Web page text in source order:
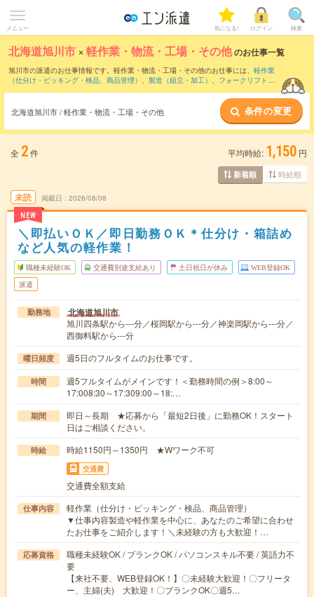
メニュー 気になる! ログイン 検索
北海道旭川市 ×軽作業・物流・工場・その他のお仕事一覧
旭川市の派遣のお仕事情報です。軽作業・物流・工場・その他のお仕事には、 軽作業
（仕分け・ピッキング・検品、商品管理） 、 製造（組立・加工） 、 フォークリフト な
北海道旭川市 / 軽作業・物流・工場・その他 条件の変更
全 2件 平均時給: 1,150 円
新着順 時給順
未読
NEW
掲載日 2026/08/08
＼即払いＯＫ／即日勤務ＯＫ＊仕分け・箱詰め
など人気の軽作業！
職種未経験OK 交通費別途支給あり 土日祝日が休み WEB登録OK
派遣
勤務地 北海道旭川市
旭川四条駅から---分／桜岡駅から---分／神楽岡駅から---分／
西御料駅から---分
曜日頻度 週5日のフルタイムのお仕事です。
時間
週5フルタイムがメインです！＜勤務時間の例＞8:00～
17:008:30～17:309:00～18:…
期間
即日～長期 ★応募から「最短2日後」に勤務OK！スタート
日はご相談ください。
時給 時給1150円～1350円 ★Wワーク不可
交通費
交通費全額支給
仕事内容
軽作業（仕分け・ピッキング・検品、商品管理）
▼仕事内容製造や軽作業を中心に、あなたのご希望に合わせ
たお仕事をご紹介します！＼未経験の方も大歓迎！…
応募資格
職種未経験OK / ブランクOK / パソコンスキル不要 / 英語力不
要
【来社不要、WEB登録OK！】〇未経験大歓迎！〇フリータ
ー、主婦(夫) 大歓迎！〇ブランクOK〇週5…